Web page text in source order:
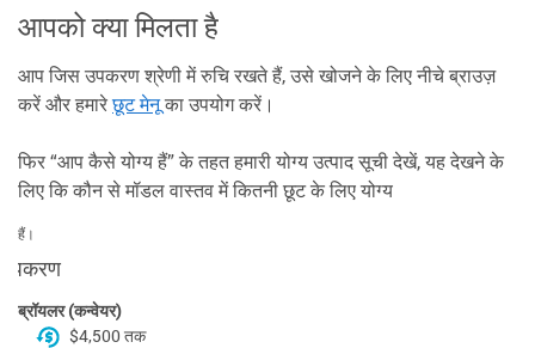
आपको क्या मिलता है
आप जिस उपकरण श्रेणी में रुचि रखते हैं, उसे खोजने के लिए नीचे ब्राउज़
करें और हमारेछूट मेनूका उपयोग करें।
फिर “आप कैसे योग्य हैं” के तहत हमारी योग्य उत्पाद सूची देखें, यह देखने के
लिए कि कौन से मॉडल वास्तव में कितनी छूट के लिए योग्य
हैं।
उपकरण
ब्रॉयलर (कन्वेयर)
$4,500 तक